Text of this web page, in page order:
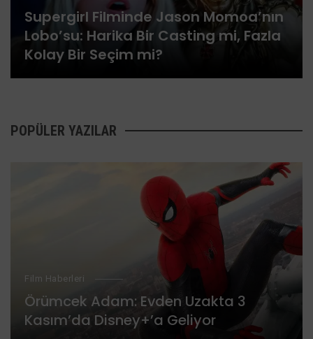
Supergirl Filminde Jason Momoa’nın
Lobo’su: Harika Bir Casting mi, Fazla
Kolay Bir Seçim mi?
POPÜLER YAZILAR
Film Haberleri
Örümcek Adam: Evden Uzakta 3
Kasım’da Disney+’a Geliyor